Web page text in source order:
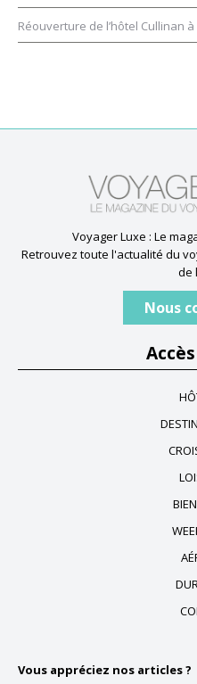
Réouverture de l’hôtel Cullinan
Voyager Luxe : Le
Retrouvez toute l'actualité du
de
Nous
Vous appréciez nos articles ?